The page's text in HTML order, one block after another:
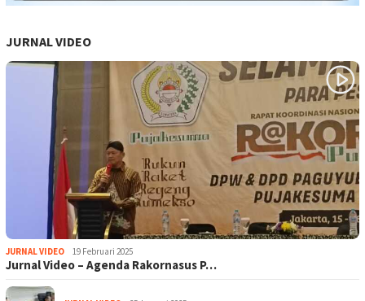
JURNAL VIDEO
JURNAL VIDEO 19 Februari 2025
Jurnal Video – Agenda Rakornasus P…